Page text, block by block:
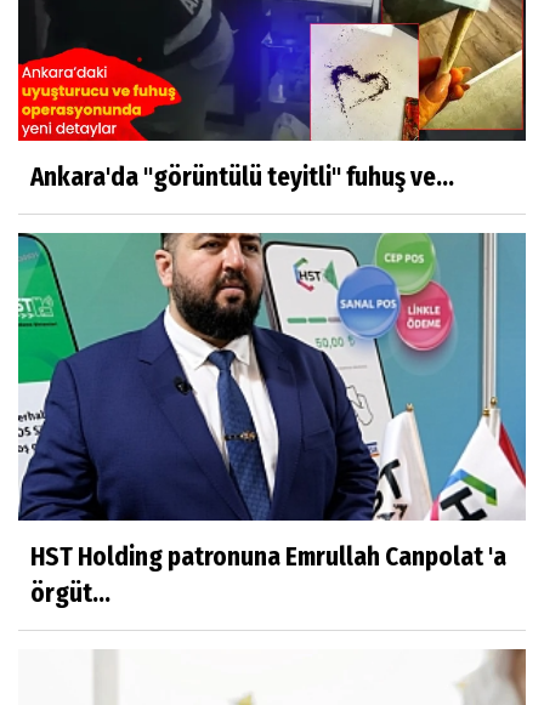
Ankara'da "görüntülü teyitli" fuhuş ve...
HST Holding patronuna Emrullah Canpolat 'a
örgüt...